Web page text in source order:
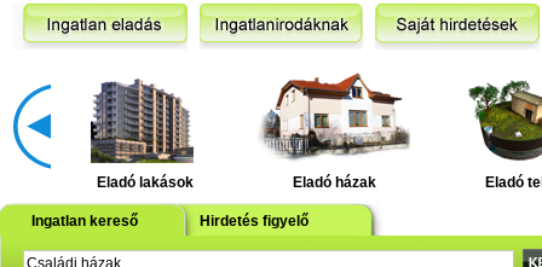
Eladó lakások Eladó házak Eladó
Ingatlan kereső Hirdetés figyelő